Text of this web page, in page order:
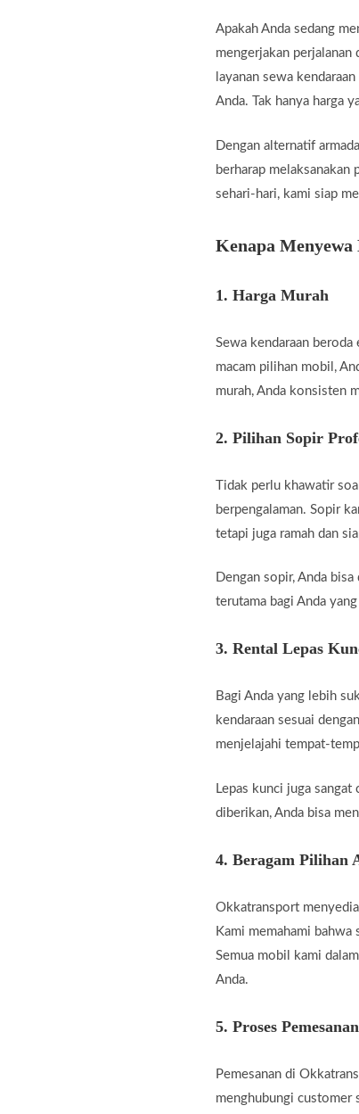
Apakah Anda sedang
mengerjakan
layanan sewa
Anda. Tak hanya harga
Dengan alternatif
berharap melaksanakan
sehari-hari, kami siap
Kenapa
1. Harga Murah
Sewa kendaraan
macam pilihan mobil,
murah, Anda konsisten
2. Pilihan Sopir
Tidak perlu khawatir
berpengalaman. Sopir
tetapi juga ramah dan
Dengan sopir, Anda
terutama bagi Anda
3. Rental Lepas
Bagi Anda yang lebih
kendaraan sesuai
menjelajahi tempat-
Lepas kunci juga
diberikan, Anda bisa
4. Beragam Pilihan
Okkatransport
Kami memahami bahwa
Semua mobil kami
Anda.
5. Proses
Pemesanan di
menghubungi customer